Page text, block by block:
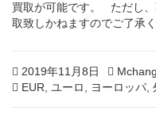
2
買取が可能です。 ただし
取致しかねますのでご了承
Posted
on
2019年11月8日
0
Author
Tags
EUR ユーロ ヨーロッパ